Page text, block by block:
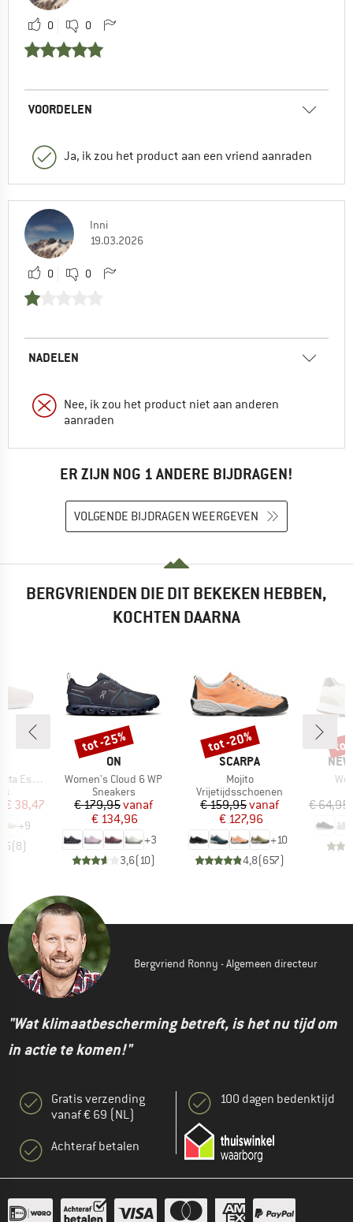
0 0
VOORDELEN
Ja, ik zou het product aan een vriend aanraden
Inni
19.03.2026
0 0
NADELEN
Nee, ik zou het product niet aan anderen
aanraden
ER ZIJN NOG 1 ANDERE BIJDRAGEN!
VOLGENDE BIJDRAGEN WEERGEVEN
BERGVRIENDEN DIE DIT BEKEKEN HEBBEN,
KOCHTEN DAARNA
prijs
€ 38,47
+9
(8)
MERK
ON
Artikel
Women's Cloud 6 WP
Productgroep
Sneakers
Prijs
€ 179,95Verlaagde prijs
vanaf
€ 134,96
+3
3,6(10)
Korting
tot -25%
MERK
SCARPA
Artikel
Mojito
Productgroep
Vrijetijdsschoenen
Prijs
€ 159,95Verlaagde prijs
vanaf
€ 127,96
+10
4,8(657)
Korting
tot -20%
€ 64,95
tot
Bergvriend Ronny - Algemeen directeur
"Wat klimaatbescherming betreft, is het nu tijd om
in actie te komen!"
Gratis verzending
vanaf € 69 (NL)
Achteraf betalen
100 dagen bedenktijd